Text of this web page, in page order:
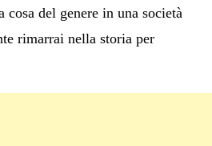
cosa del genere in una società
rimarrai nella storia per